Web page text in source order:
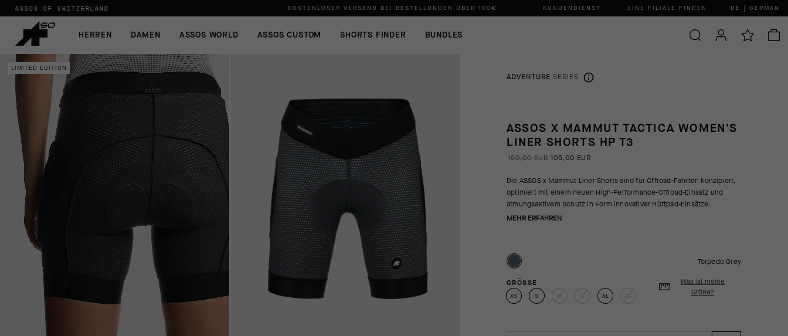
ASSOS OF SWITZERLAND KOSTENLOSER VERSAND BEI BESTELLUNGEN ÜBER 100€ . KUNDENDIENST EINE FILIALE FINDEN DE | GERMAN
HERREN DAMEN ASSOS WORLD ASSOS CUSTOM SHORTS FINDER BUNDLES
LIMITED EDITION
ADVENTURE SERIES
ASSOS X MAMMUT TACTICA WOMEN'S
LINER SHORTS HP T3
150,00 EUR 105,00 EUR
Die ASSOS x Mammut Liner Shorts sind für Offroad-Fahrten konzipiert,
optimiert mit einem neuen High-Performance-Offroad-Einsatz und
atmungsaktivem Schutz in Form innovativer Hüftpad-Einsätze.
MEHR ERFAHREN
Torpedo Grey
GRÖSSE
XS S XL
Was ist meine
Größe?